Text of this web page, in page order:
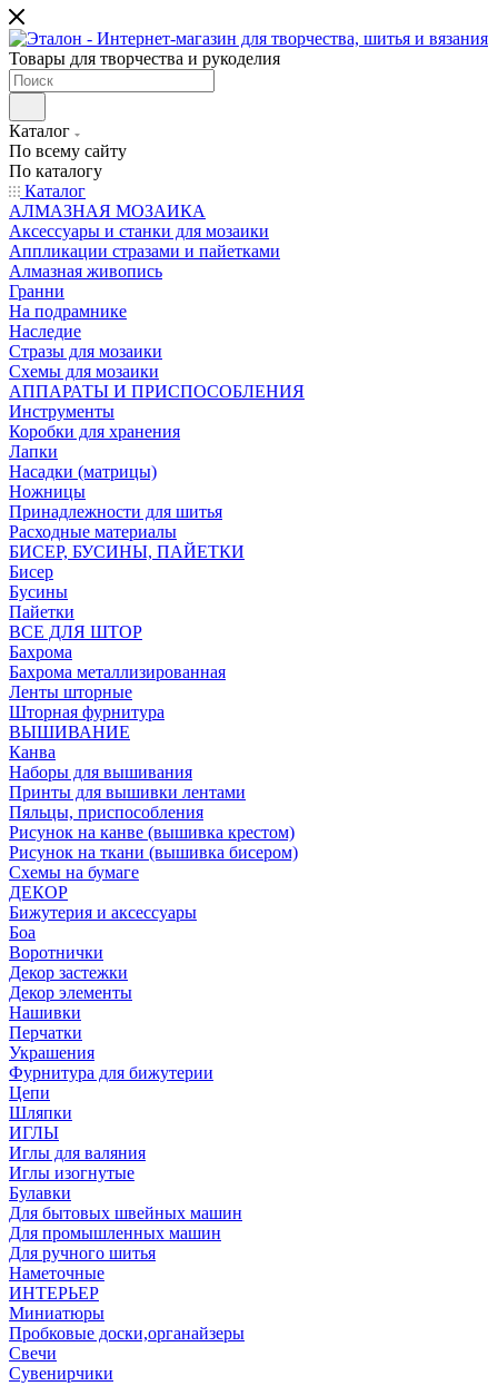
Товары для творчества и рукоделия
Каталог
По всему сайту
По каталогу
Каталог
АЛМАЗНАЯ МОЗАИКА
Аксессуары и станки для мозаики
Аппликации стразами и пайетками
Алмазная живопись
Гранни
На подрамнике
Наследие
Стразы для мозаики
Схемы для мозаики
АППАРАТЫ И ПРИСПОСОБЛЕНИЯ
Инструменты
Коробки для хранения
Лапки
Насадки (матрицы)
Ножницы
Принадлежности для шитья
Расходные материалы
БИСЕР, БУСИНЫ, ПАЙЕТКИ
Бисер
Бусины
Пайетки
ВСЕ ДЛЯ ШТОР
Бахрома
Бахрома металлизированная
Ленты шторные
Шторная фурнитура
ВЫШИВАНИЕ
Канва
Наборы для вышивания
Принты для вышивки лентами
Пяльцы, приспособления
Рисунок на канве (вышивка крестом)
Рисунок на ткани (вышивка бисером)
Схемы на бумаге
ДЕКОР
Бижутерия и аксессуары
Боа
Воротнички
Декор застежки
Декор элементы
Нашивки
Перчатки
Украшения
Фурнитура для бижутерии
Цепи
Шляпки
ИГЛЫ
Иглы для валяния
Иглы изогнутые
Булавки
Для бытовых швейных машин
Для промышленных машин
Для ручного шитья
Наметочные
ИНТЕРЬЕР
Миниатюры
Пробковые доски,органайзеры
Свечи
Сувенирчики